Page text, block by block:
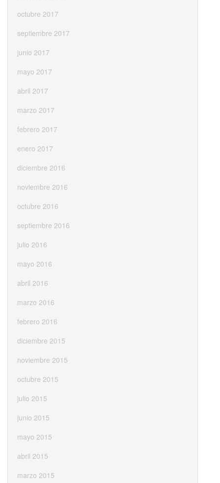
octubre 2017
septiembre 2017
junio 2017
mayo 2017
abril 2017
marzo 2017
febrero 2017
enero 2017
diciembre 2016
noviembre 2016
octubre 2016
septiembre 2016
julio 2016
mayo 2016
abril 2016
marzo 2016
febrero 2016
diciembre 2015
noviembre 2015
octubre 2015
julio 2015
junio 2015
mayo 2015
abril 2015
marzo 2015